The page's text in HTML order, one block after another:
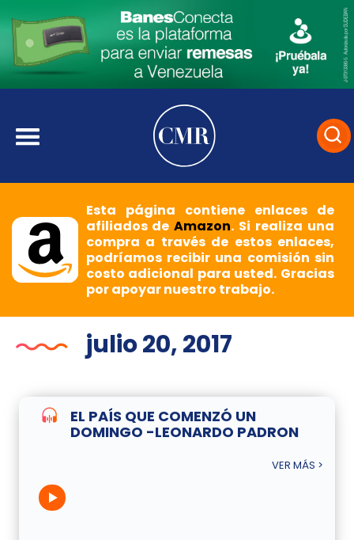
Esta página contiene enlaces de
afiliados deAmazon. Si realiza una
compra a través de estos enlaces,
podríamos recibir una comisión sin
costo adicional para usted. Gracias
por apoyar nuestro trabajo.
julio 20, 2017
EL PAÍS QUE COMENZÓ UN
DOMINGO -LEONARDO PADRON
VER MÁS >